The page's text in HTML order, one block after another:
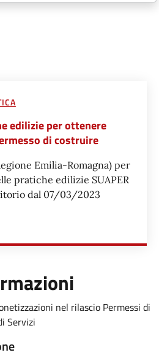
edilizie per ottenere
di costruire
Emilia-Romagna) per
pratiche edilizie SUAPER
dal 07/03/2023
PRATICHE EDILIZIE PER
nel rilascio Permessi di
Servizi